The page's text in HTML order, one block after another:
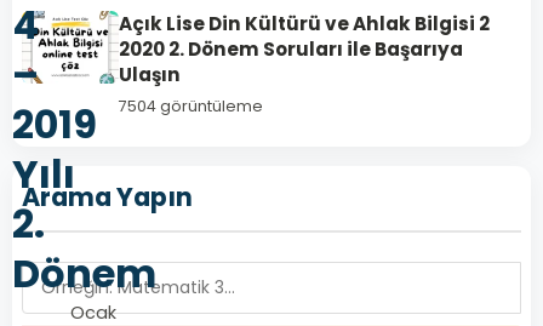
4
–
2019
Yılı
2.
Dönem
Ocak
Açık Lise Din Kültürü ve Ahlak Bilgisi 2
2020 2. Dönem Soruları ile Başarıya
Ulaşın
7504 görüntüleme
Arama Yapın